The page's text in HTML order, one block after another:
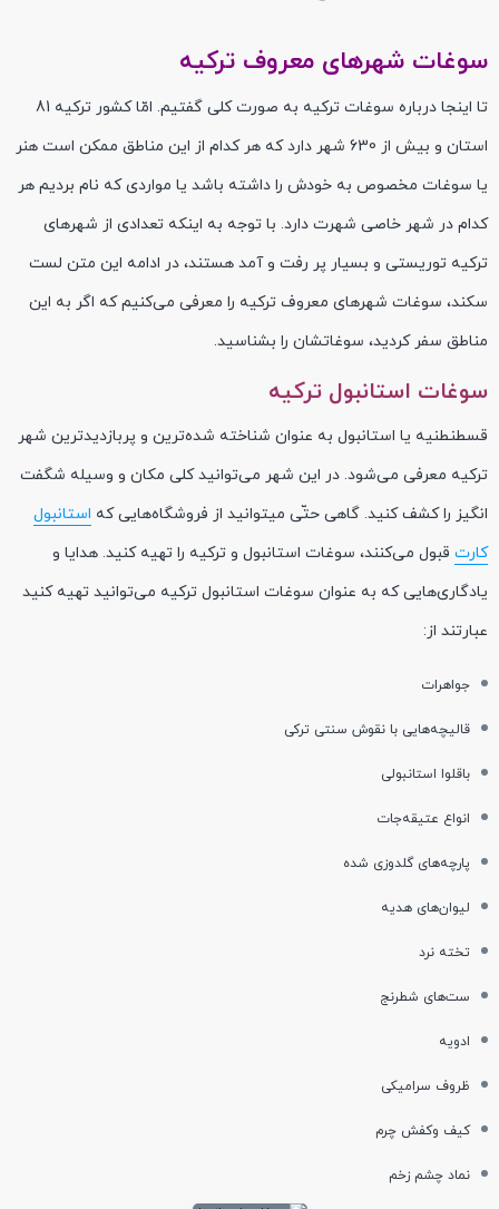
سوغات شهرهای معروف ترکیه
تا اینجا درباره سوغات ترکیه به صورت کلی گفتیم. امّا کشور ترکیه 81
استان و بیش از 630 شهر دارد که هر کدام از این مناطق ممکن است هنر
یا سوغات مخصوص به خودش را داشته باشد یا مواردی که نام بردیم هر
کدام در شهر خاصی شهرت دارد. با توجه به اینکه تعدادی از شهرهای
ترکیه توریستی و بسیار پر رفت و آمد هستند، در ادامه این متن لست
سکند، سوغات شهرهای معروف ترکیه را معرفی می‌کنیم که اگر به این
مناطق سفر کردید، سوغاتشان را بشناسید.
سوغات استانبول ترکیه
قسطنطنیه یا استانبول به عنوان شناخته شده‌ترین و پربازدیدترین شهر
ترکیه معرفی می‌شود. در این شهر می‌توانید کلی مکان و وسیله شگفت‌
انگیز را کشف کنید. گاهی حتّی میتوانید از فروشگاه‌هایی که استانبول
کارت قبول می‌کنند، سوغات استانبول و ترکیه را تهیه کنید. هدایا و
یادگاری‌هایی که به عنوان سوغات استانبول ترکیه می‌توانید تهیه کنید
عبارتند از:
جواهرات
قالیچه‌هایی با نقوش سنتی ترکی
باقلوا استانبولی
انواع عتیقه‌جات
پارچه‌های گلدوزی شده
لیوان‌های هدیه
تخته نرد
ست‌های شطرنج
ادویه
ظروف سرامیکی
کیف وکفش چرم
نماد چشم زخم